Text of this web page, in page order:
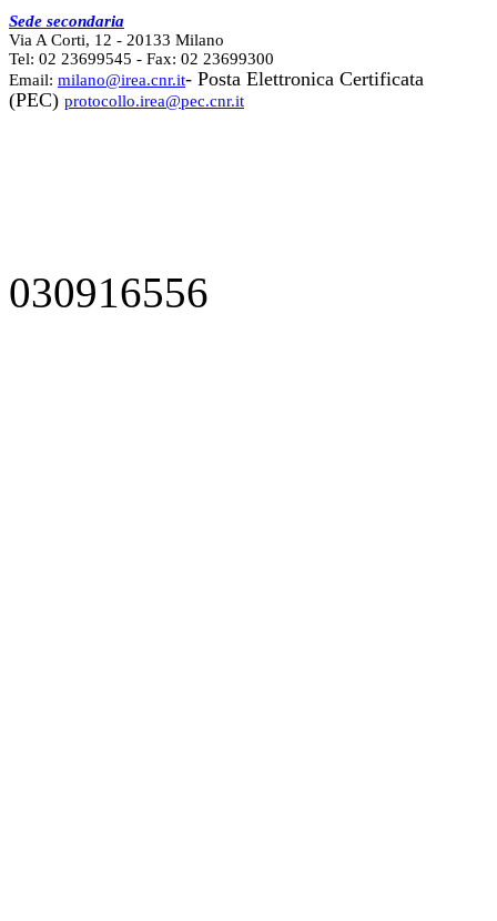
Sede secondaria
Via A Corti, 12 - 20133 Milano
Tel: 02 23699545 - Fax: 02 23699300
Email: milano@irea.cnr.it- Posta Elettronica Certificata
(PEC) protocollo.irea@pec.cnr.it
030916556